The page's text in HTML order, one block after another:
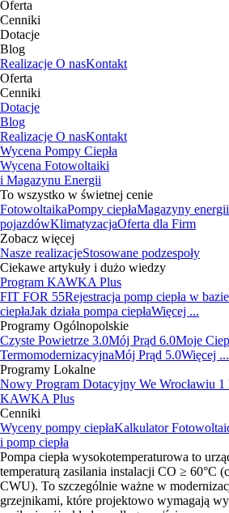
Oferta
Cenniki
Dotacje
Blog
Realizacje O nasKontakt
Oferta
Cenniki
Dotacje
Blog
Realizacje O nasKontakt
Wycena Pompy Ciepła
Wycena Fotowoltaiki
i Magazynu Energii
To wszystko w świetnej cenie
FotowoltaikaPompy ciepłaMagazyny energii
pojazdówKlimatyzacjaOferta dla Firm
Zobacz więcej
Nasze realizacjeStosowane podzespoły
Ciekawe artykuły i dużo wiedzy
Program KAWKA Plus
FIT FOR 55Rejestracja pomp ciepła w
ciepłaJak działa pompa ciepłaWięcej ...
Programy Ogólnopolskie
Czyste Powietrze 3.0Mój Prąd 6.0Moje
TermomodernizacyjnaMój Prąd 5.0Więcej ...
Programy Lokalne
Nowy Program Dotacyjny We Wrocławiu 1
KAWKA Plus
Cenniki
Wyceny pompy ciepłaKalkulator
i pomp ciepła
Pompa ciepła wysokotemperaturowa to
temperaturą zasilania instalacji CO ≥ 60°C
CWU). To szczególnie ważne w
grzejnikami, które projektowo wymagają